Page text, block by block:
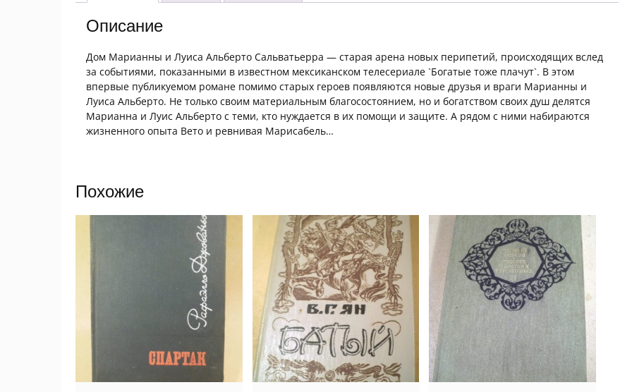
Описание
Дом Марианны и Луиса Альберто Сальватьерра — старая арена новых перипетий, происходящих вслед
за событиями, показанными в известном мексиканском телесериале `Богатые тоже плачут`. В этом
впервые публикуемом романе помимо старых героев появляются новые друзья и враги Марианны и
Луиса Альберто. Не только своим материальным благосостоянием, но и богатством своих душ делятся
Марианна и Луис Альберто с теми, кто нуждается в их помощи и защите. А рядом с ними набираются
жизненного опыта Вето и ревнивая Марисабель…
Похожие